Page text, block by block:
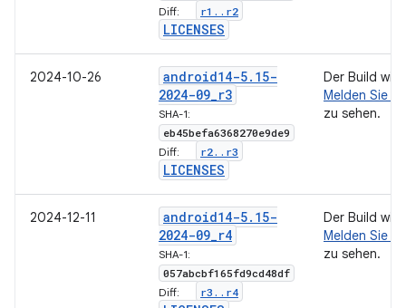
Diff: r1 . . r2
LICENSES
2024-10-26 android14-5. 15-
2024-09_r3
SHA-1:
eb45befa6368270e9de9
Diff: r2. . r3
LICENSES
Der Build
Melden Sie
zu sehen.
2024-12-11 android14-5. 15-
2024-09_r4
SHA-1:
057abcbf165fd9cd48df
Diff: r3 . . r4
Der Build
Melden Sie
zu sehen.